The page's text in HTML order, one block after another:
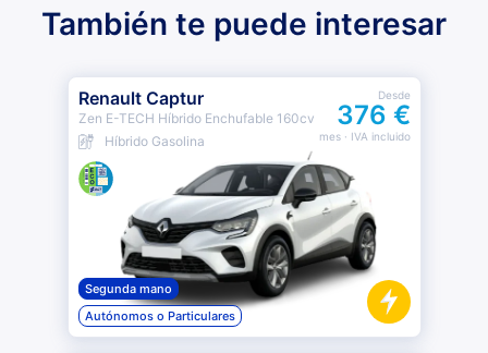
También te puede interesar
Renault Captur
Zen E-TECH Híbrido Enchufable 160cv
Híbrido Gasolina
Desde
376 €
mes· IVA incluido
Segunda mano
Autónomos o Particulares